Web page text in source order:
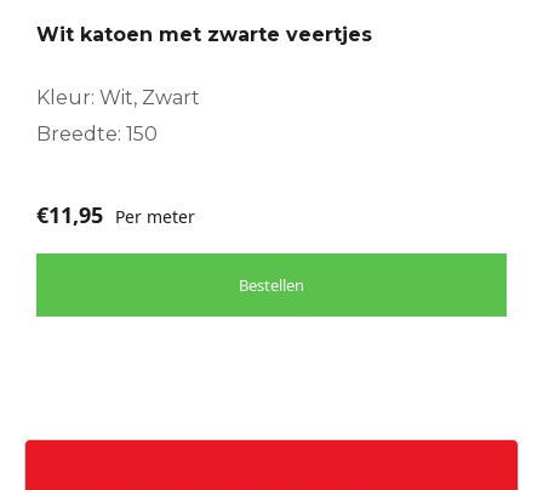
Wit katoen met zwarte veertjes
Kleur: Wit, Zwart
Breedte: 150
€11,95 Per meter
Bestellen